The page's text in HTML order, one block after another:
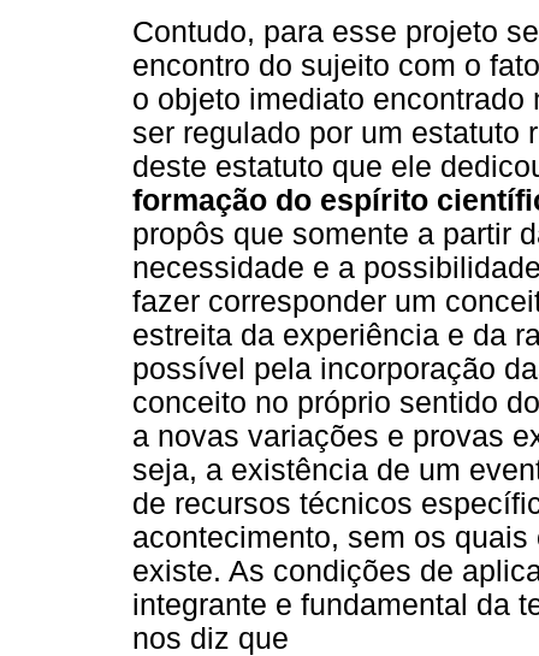
Contudo, para esse projeto
encontro do sujeito com o
o objeto imediato
ser regulado por um estatuto
deste estatuto que ele
formação do espírito
propôs que somente a partir
necessidade e a
fazer corresponder um
estreita da experiência e da
possível pela incorporação
conceito no próprio sentido
a novas variações e provas
seja, a existência de um
de recursos técnicos
acontecimento, sem os
existe. As condições de
integrante e fundamental da
nos diz que